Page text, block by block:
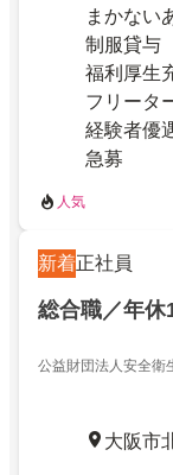
まかない
制服貸与
福利厚生
フリータ
経験者優
急募
人気
新着正社員
総合職／年休
公益財団法人安全衛
大阪市